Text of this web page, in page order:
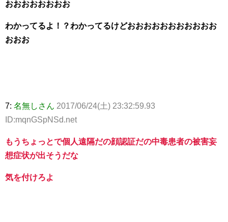
おおおおおおおお
わかってるよ！？わかってるけどおおおおおおおおおおお
おおお
7: 名無しさん 2017/06/24(土) 23:32:59.93
ID:mqnGSpNSd.net
もうちょっとで個人遠隔だの顔認証だの中毒患者の被害妄
想症状が出そうだな
気を付けろよ